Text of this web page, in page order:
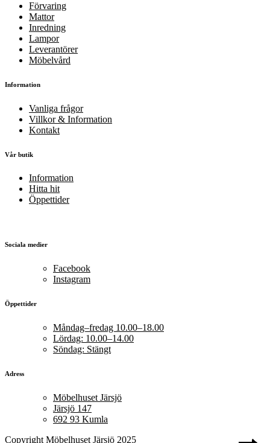
Förvaring
Mattor
Inredning
Lampor
Leverantörer
Möbelvård
Information
Vanliga frågor
Villkor & Information
Kontakt
Vår butik
Information
Hitta hit
Öppettider
Sociala medier
Facebook
Instagram
Öppettider
Måndag–fredag 10.00–18.00
Lördag: 10.00–14.00
Söndag: Stängt
Adress
Möbelhuset Järsjö
Järsjö 147
692 93 Kumla
Copyright Möbelhuset Järsjö 2025